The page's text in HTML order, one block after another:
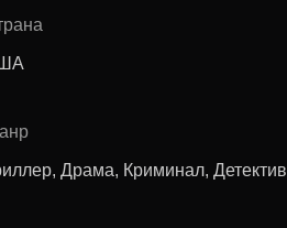
Драма, Криминал, Детектив